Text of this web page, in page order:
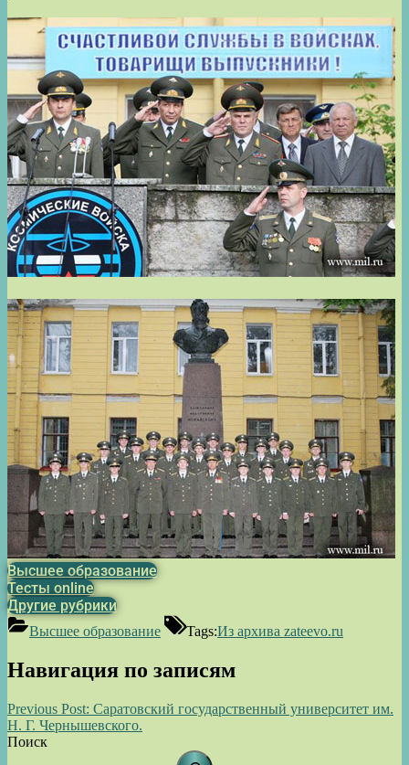
Высшее образование
Тесты online
Другие рубрики
Высшее образование Tags:Из архива zateevo.ru
Навигация по записям
Previous Post: Саратовский государственный университет им.
Н. Г. Чернышевского.
Поиск